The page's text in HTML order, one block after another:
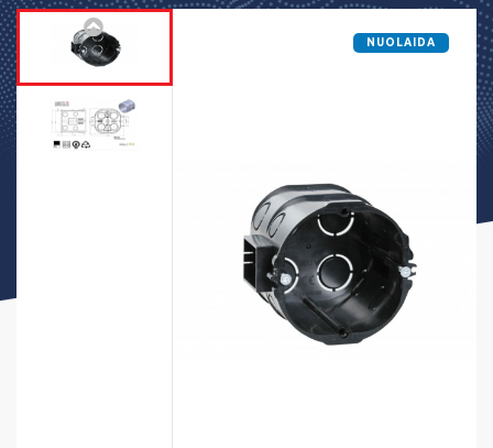
NUOLAIDA